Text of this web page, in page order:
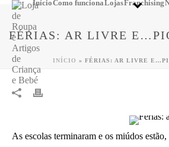
InícioComo funcionaLojasFranchising
FÉRIAS: AR LIVRE
INÍCIO » FÉRIAS: AR LIVRE
As escolas terminaram e os miúdos